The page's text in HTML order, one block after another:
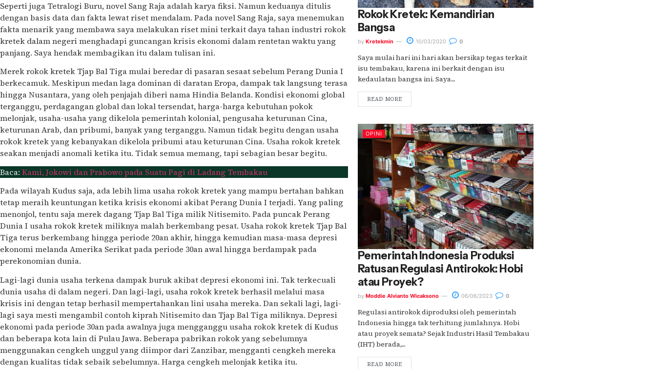
Seperti juga Tetralogi Buru, novel Sang Raja adalah karya fiksi. Namun keduanya ditulis
dengan basis data dan fakta lewat riset mendalam. Pada novel Sang Raja, saya menemukan
fakta menarik yang membawa saya melakukan riset mini terkait daya tahan industri rokok
kretek dalam negeri menghadapi guncangan krisis ekonomi dalam rentetan waktu yang
panjang. Saya hendak membagikan itu dalam tulisan ini.
Merek rokok kretek Tjap Bal Tiga mulai beredar di pasaran sesaat sebelum Perang Dunia I
berkecamuk. Meskipun medan laga dominan di daratan Eropa, dampak tak langsung terasa
hingga Nusantara, yang oleh penjajah diberi nama Hindia Belanda. Kondisi ekonomi global
terganggu, perdagangan global dan lokal tersendat, harga-harga kebutuhan pokok
melonjak, usaha-usaha yang dikelola pemerintah kolonial, pengusaha keturunan Cina,
keturunan Arab, dan pribumi, banyak yang terganggu. Namun tidak begitu dengan usaha
rokok kretek yang kebanyakan dikelola pribumi atau keturunan Cina. Usaha rokok kretek
seakan menjadi anomali ketika itu. Tidak semua memang, tapi sebagian besar begitu.
Baca: Kami, Jokowi dan Prabowo pada Suatu Pagi di Ladang Tembakau
Pada wilayah Kudus saja, ada lebih lima usaha rokok kretek yang mampu bertahan bahkan
tetap meraih keuntungan ketika krisis ekonomi akibat Perang Dunia I terjadi. Yang paling
menonjol, tentu saja merek dagang Tjap Bal Tiga milik Nitisemito. Pada puncak Perang
Dunia I usaha rokok kretek miliknya malah berkembang pesat. Usaha rokok kretek Tjap Bal
Tiga terus berkembang hingga periode 20an akhir, hingga kemudian masa-masa depresi
ekonomi melanda Amerika Serikat pada periode 30an awal hingga berdampak pada
perekonomian dunia.
Lagi-lagi dunia usaha terkena dampak buruk akibat depresi ekonomi ini. Tak terkecuali
dunia usaha di dalam negeri. Dan lagi-lagi, usaha rokok kretek berhasil melalui masa
krisis ini dengan tetap berhasil mempertahankan lini usaha mereka. Dan sekali lagi, lagi-
lagi saya mesti mengambil contoh kiprah Nitisemito dan Tjap Bal Tiga miliknya. Depresi
ekonomi pada periode 30an pada awalnya juga mengganggu usaha rokok kretek di Kudus
dan beberapa kota lain di Pulau Jawa. Beberapa pabrikan rokok yang sebelumnya
menggunakan cengkeh unggul yang diimpor dari Zanzibar, mengganti cengkeh mereka
dengan kualitas tidak sebaik sebelumnya. Harga cengkeh melonjak ketika itu.
Rokok Kretek: Kemandirian
Bangsa
by Kretekmin 10/03/2020 0
Saya mulai hari ini hari akan bersikap tegas terkait
isu tembakau, karena ini berkait dengan isu
kedaulatan bangsa ini. Saya....
READ MORE
OPINI
Pemerintah Indonesia Produksi
Ratusan Regulasi Antirokok: Hobi
atau Proyek?
by Moddie Alvianto Wicaksono 06/06/2023 0
Regulasi antirokok diproduksi oleh pemerintah
Indonesia hingga tak terhitung jumlahnya. Hobi
atau proyek semata? Sejak Industri Hasil Tembakau
(IHT) berada,....
READ MORE